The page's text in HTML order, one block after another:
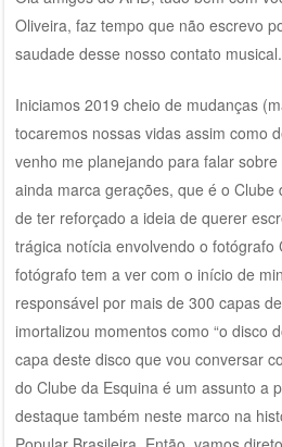
Oliveira, faz tempo que não escrevo
saudade desse nosso contato musical.
Iniciamos 2019 cheio de mudanças
tocaremos nossas vidas assim como
venho me planejando para falar
ainda marca gerações, que é o Clube
de ter reforçado a ideia de querer
trágica notícia envolvendo o fotógrafo
fotógrafo tem a ver com o início de
responsável por mais de 300 capas
imortalizou momentos como “o disco
capa deste disco que vou conversar
do Clube da Esquina é um assunto a
destaque também neste marco na